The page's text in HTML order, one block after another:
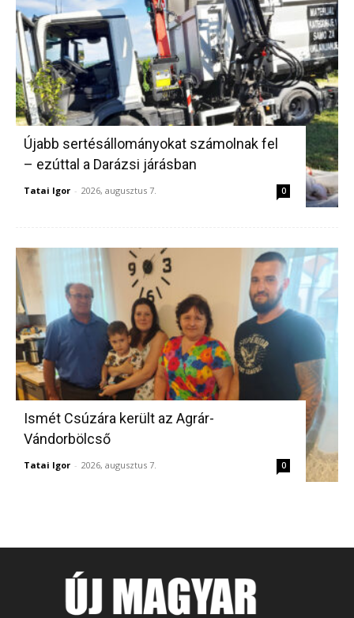
Újabb sertésállományokat számolnak fel
– ezúttal a Darázsi járásban
Tatai Igor - 2026, augusztus 7. 0
Ismét Csúzára került az Agrár-
Vándorbölcső
Tatai Igor - 2026, augusztus 7. 0